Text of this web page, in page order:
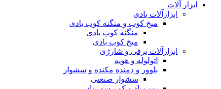
ابزار آلات
ابزارآلات بادی
میخ کوب و منگنه کوب بادی
منگنه کوب بادی
میخ کوب بادی
ابزارآلات برقی و شارژی
اتولوله و هویه
بلوور و دمنده مکنده و سشوار
سشوار صنعتی